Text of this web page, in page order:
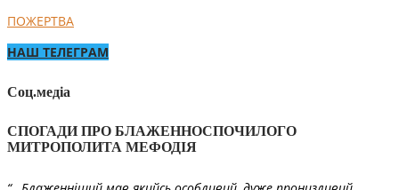
ПОЖЕРТВА
НАШ ТЕЛЕГРАМ
Соц.медіа
СПОГАДИ ПРО БЛАЖЕННОСПОЧИЛОГО
МИТРОПОЛИТА МЕФОДІЯ